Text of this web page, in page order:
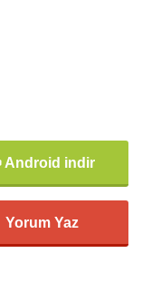
Android indir
Yorum Yaz